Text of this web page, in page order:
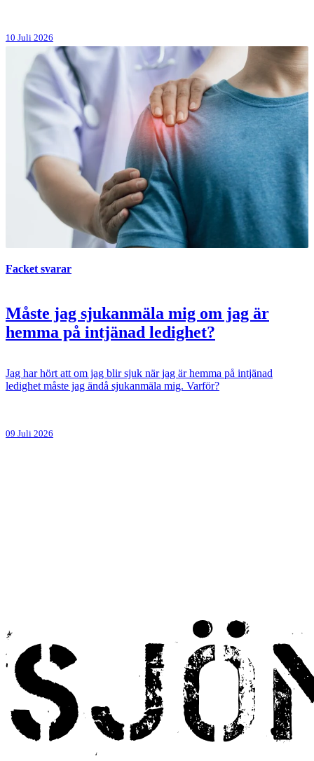
10 Juli 2026
Facket svarar
Måste jag sjukanmäla mig om jag är
hemma på intjänad ledighet?
Jag har hört att om jag blir sjuk när jag är hemma på intjänad
ledighet måste jag ändå sjukanmäla mig. Varför?
09 Juli 2026